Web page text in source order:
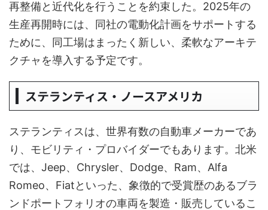
再整備と近代化を行うことを約束した。2025年の
生産再開時には、同社の電動化計画をサポートする
ために、同工場はまったく新しい、柔軟なアーキテ
クチャを導入する予定です。
ステランティス・ノースアメリカ
ステランティスは、世界有数の自動車メーカーであ
り、モビリティ・プロバイダーでもあります。北米
では、Jeep、Chrysler、Dodge、Ram、Alfa
Romeo、Fiatといった、象徴的で受賞歴のあるブラ
ンドポートフォリオの車両を製造・販売しているこ